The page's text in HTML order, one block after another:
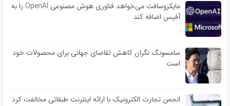
مایکروسافت می‌خواهد فناوری هوش مصنوعی OpenAI را به
آفیس اضافه کند
سامسونگ نگران کاهش تقاضای جهانی برای محصولات خود
است
انجمن تجارت الکترونیک با ارائه اینترنت طبقاتی مخالفت کرد